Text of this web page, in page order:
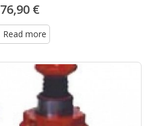
76,90 €
Read more